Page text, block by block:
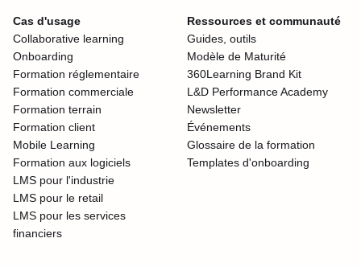
Cas d'usage
Collaborative learning
Onboarding
Formation réglementaire
Formation commerciale
Formation terrain
Formation client
Mobile Learning
Formation aux logiciels
LMS pour l'industrie
LMS pour le retail
LMS pour les services
financiers
Ressources et communauté
Guides, outils
Modèle de Maturité
360Learning Brand Kit
L&D Performance Academy
Newsletter
Événements
Glossaire de la formation
Templates d'onboarding